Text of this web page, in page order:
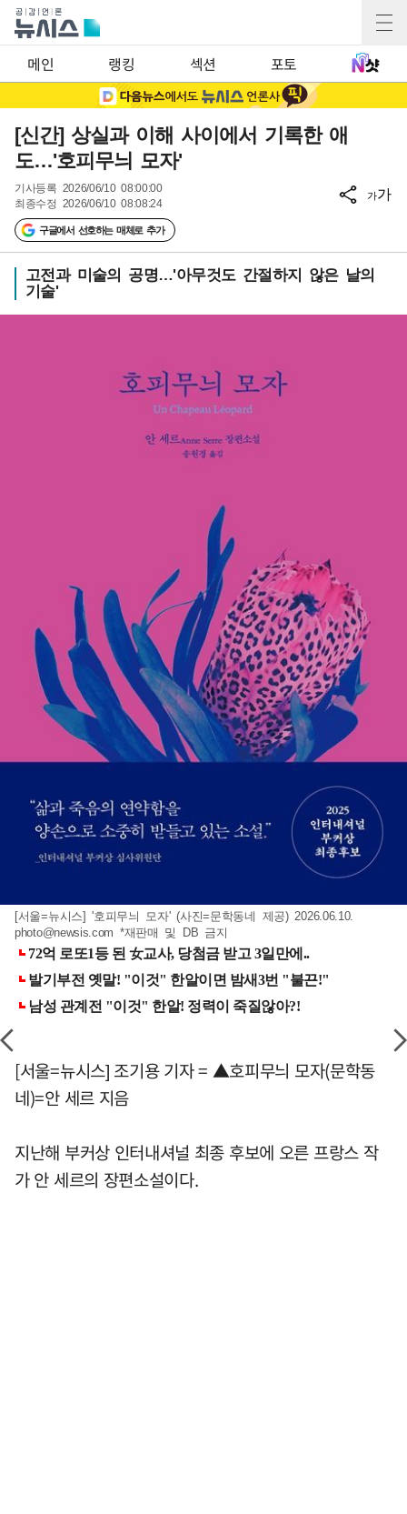
메인 랭킹 섹션 포토
[신간] 상실과 이해 사이에서 기록한 애
도…'호피무늬 모자'
기사등록 2026/06/10 08:00:00
최종수정 2026/06/10 08:08:24
구글에서 선호하는 매체로 추가
가가
고전과 미술의 공명…'아무것도 간절하지 않은 날의
기술'
[서울=뉴시스] '호피무늬 모자' (사진=문학동네 제공) 2026.06.10.
photo@newsis.com *재판매 및 DB 금지
[서울=뉴시스] 조기용 기자 = ▲호피무늬 모자(문학동
네)=안 세르 지음
지난해 부커상 인터내셔널 최종 후보에 오른 프랑스 작
가 안 세르의 장편소설이다.